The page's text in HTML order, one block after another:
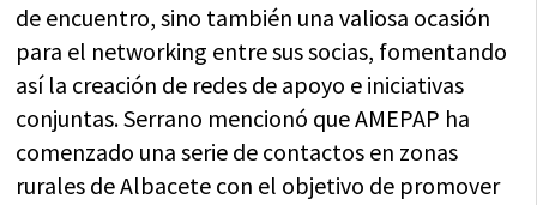
de encuentro, sino también una valiosa ocasión
para el networking entre sus socias, fomentando
así la creación de redes de apoyo e iniciativas
conjuntas. Serrano mencionó que AMEPAP ha
comenzado una serie de contactos en zonas
rurales de Albacete con el objetivo de promover